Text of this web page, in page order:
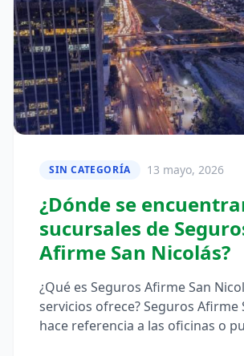
SIN CATEGORÍA 13 mayo, 2026
¿Dónde se
sucursales de
Afirme San Nicolás?
¿Qué es Seguros Afirme San
servicios ofrece? Seguros Afirme
hace referencia a las oficinas o